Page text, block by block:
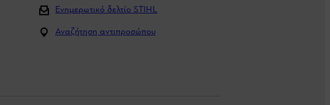
Ενημερωτικό δελτίο STIHL
Αναζήτηση αντιπροσώπου